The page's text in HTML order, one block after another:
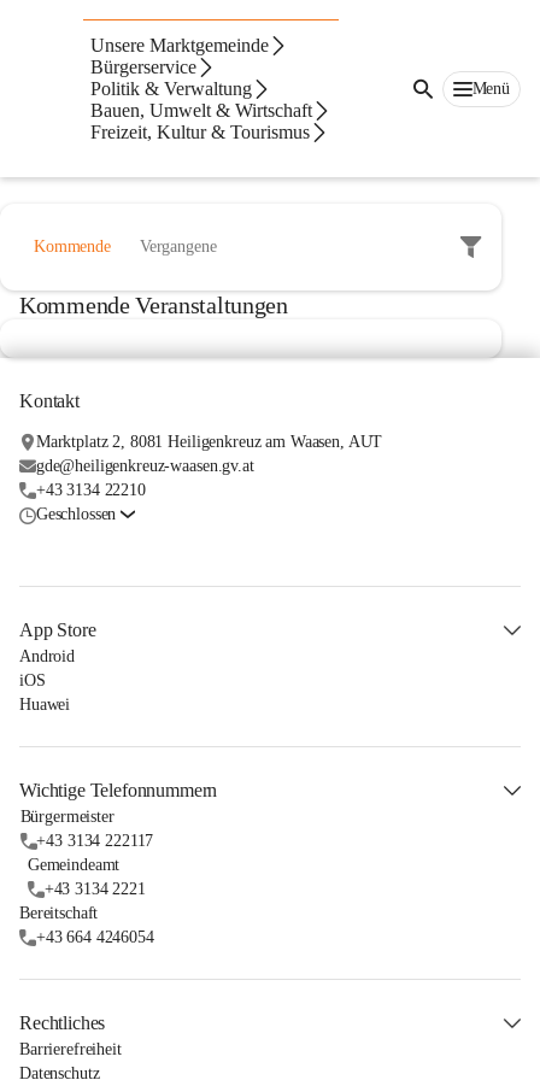
Unsere Marktgemeinde
Bürgerservice
Politik & Verwaltung
Bauen, Umwelt & Wirtschaft
Freizeit, Kultur & Tourismus
Menü
Aktuelles
Formular Ferialarbeit
2026-Ferialarbeit-ANTRAG
Kommende Vergangene
Kommende Veranstaltungen
Kontakt
Marktplatz 2, 8081 Heiligenkreuz am Waasen, AUT
gde@heiligenkreuz-waasen.gv.at
+43 3134 22210
Geschlossen
App Store
Android
iOS
Huawei
Wichtige Telefonnummern
Bürgermeister
+43 3134 222117
Gemeindeamt
+43 3134 2221
Bereitschaft
+43 664 4246054
Rechtliches
Barrierefreiheit
Datenschutz